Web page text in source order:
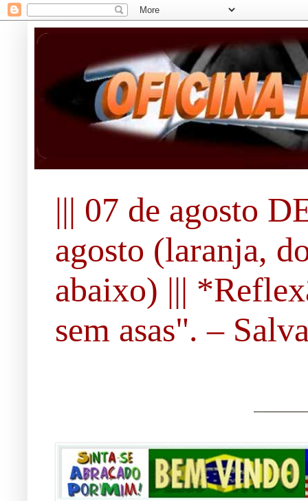
||| 07 de agosto
agosto (laranja,
abaixo) |||
sem asas". –